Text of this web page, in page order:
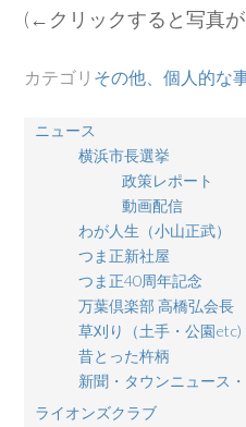
(←クリックすると写真が
カテゴリ その他、個人的な
ニュース
横浜市長選挙
政策レポート
動画配信
わが人生（小山正武）
つま正新社屋
つま正40周年記念
万葉倶楽部 高橋弘会長
草刈り（土手・公園etc)
昔とった杵柄
新聞・タウンニュース
ライオンズクラブ